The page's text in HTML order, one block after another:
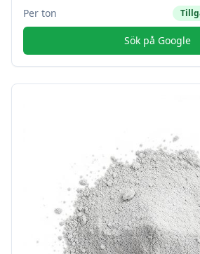
Per ton
Sök på Google